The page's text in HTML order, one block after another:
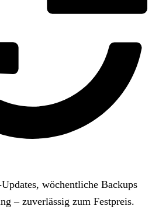
wöchentliche Backups
– zuverlässig zum Festpreis.